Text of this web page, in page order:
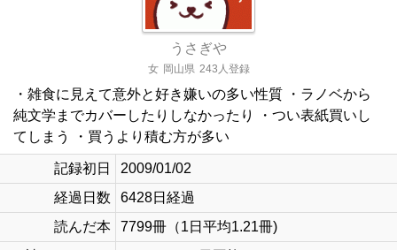
うさぎや
女 岡山県 243人登録
・雑食に見えて意外と好き嫌いの多い性質 ・ラノベから
純文学までカバーしたりしなかったり ・つい表紙買いし
てしまう ・買うより積む方が多い
記録初日
2009/01/02
経過日数
6428日経過
読んだ本
7799冊（1日平均1.21冊)